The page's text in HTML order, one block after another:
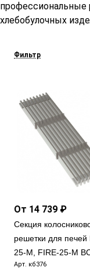
хлебобулочных
Фильтр
От 14 739 ₽
Секция
решетки для печей
25-М, FIRE-25-М
Арт. кб376